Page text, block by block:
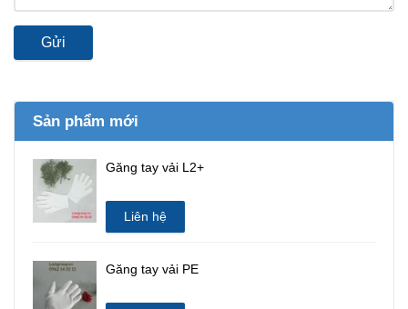
Gửi
Sản phẩm mới
Găng tay vải L2+
Liên hệ
Găng tay vải PE